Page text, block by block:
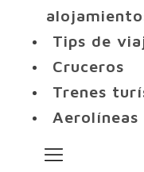
Tips de
Cruceros
Trenes
Aerolíneas